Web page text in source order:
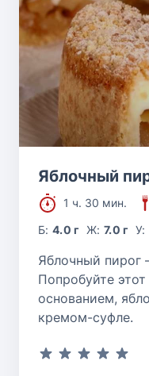
Яблочный
1 ч. 30 мин.
Б:4.0 г Ж: 7.0 г У:
Яблочный пирог
Попробуйте
основанием,
кремом-суфле.